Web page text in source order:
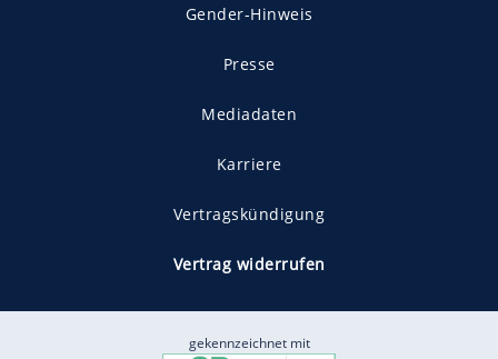
Gender-Hinweis
Presse
Mediadaten
Karriere
Vertragskündigung
Vertrag widerrufen
gekennzeichnet mit